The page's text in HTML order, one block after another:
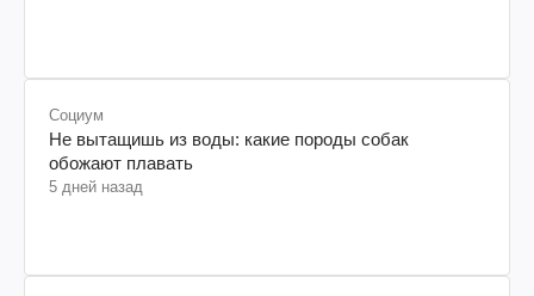
Социум
Не вытащишь из воды: какие породы собак
обожают плавать
5 дней назад